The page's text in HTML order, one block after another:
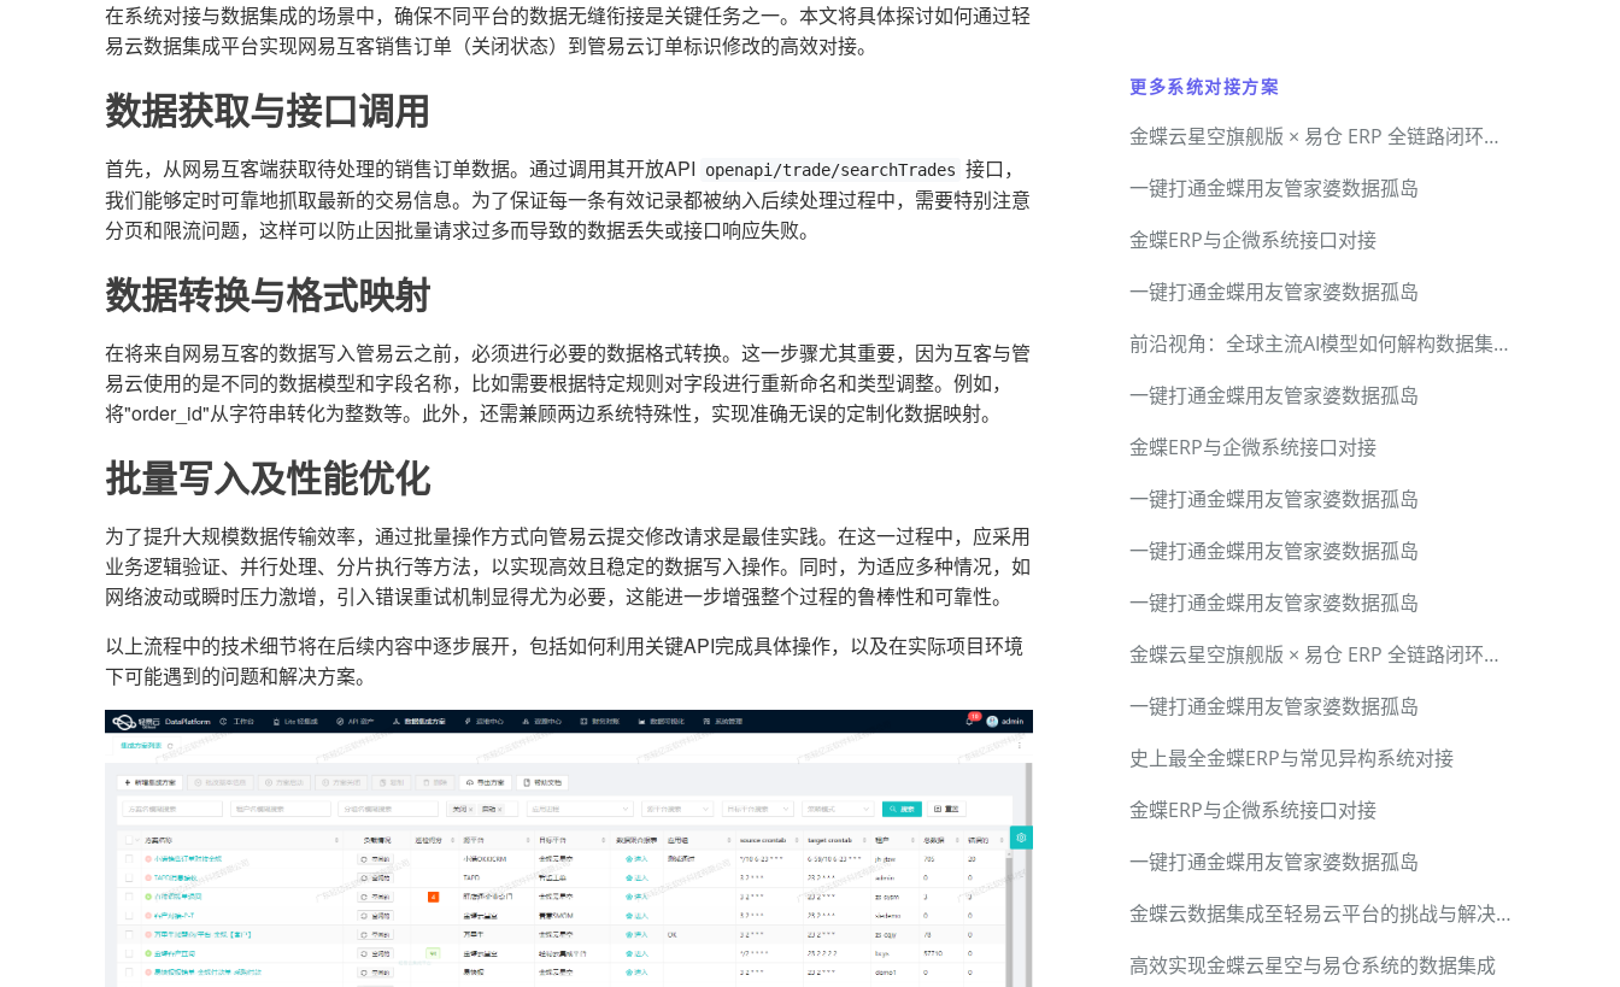
在系统对接与数据集成的场景中，确保不同平台的数据无缝衔接是关键任务之一。本文将具体探讨如何通过轻
易云数据集成平台实现网易互客销售订单（关闭状态）到管易云订单标识修改的高效对接。
数据获取与接口调用
首先，从网易互客端获取待处理的销售订单数据。通过调用其开放API openapi/trade/searchTrades 接口，
我们能够定时可靠地抓取最新的交易信息。为了保证每一条有效记录都被纳入后续处理过程中，需要特别注意
分页和限流问题，这样可以防止因批量请求过多而导致的数据丢失或接口响应失败。
数据转换与格式映射
在将来自网易互客的数据写入管易云之前，必须进行必要的数据格式转换。这一步骤尤其重要，因为互客与管
易云使用的是不同的数据模型和字段名称，比如需要根据特定规则对字段进行重新命名和类型调整。例如，
将"order_id"从字符串转化为整数等。此外，还需兼顾两边系统特殊性，实现准确无误的定制化数据映射。
批量写入及性能优化
为了提升大规模数据传输效率，通过批量操作方式向管易云提交修改请求是最佳实践。在这一过程中，应采用
业务逻辑验证、并行处理、分片执行等方法，以实现高效且稳定的数据写入操作。同时，为适应多种情况，如
网络波动或瞬时压力激增，引入错误重试机制显得尤为必要，这能进一步增强整个过程的鲁棒性和可靠性。
以上流程中的技术细节将在后续内容中逐步展开，包括如何利用关键API完成具体操作，以及在实际项目环境
下可能遇到的问题和解决方案。
更多系统对接方案
金蝶云星空旗舰版 × 易仓 ERP 全链路闭环集成方案
一键打通金蝶用友管家婆数据孤岛
金蝶ERP与企微系统接口对接
一键打通金蝶用友管家婆数据孤岛
前沿视角：全球主流AI模型如何解构数据集成平台的未来
一键打通金蝶用友管家婆数据孤岛
金蝶ERP与企微系统接口对接
一键打通金蝶用友管家婆数据孤岛
一键打通金蝶用友管家婆数据孤岛
一键打通金蝶用友管家婆数据孤岛
金蝶云星空旗舰版 × 易仓 ERP 全链路闭环集成方案
一键打通金蝶用友管家婆数据孤岛
史上最全金蝶ERP与常见异构系统对接
金蝶ERP与企微系统接口对接
一键打通金蝶用友管家婆数据孤岛
金蝶云数据集成至轻易云平台的挑战与解决方案
高效实现金蝶云星空与易仓系统的数据集成